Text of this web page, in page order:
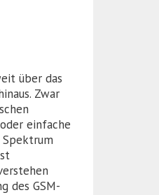
über das
Zwar
einfache
Spektrum
des GSM-